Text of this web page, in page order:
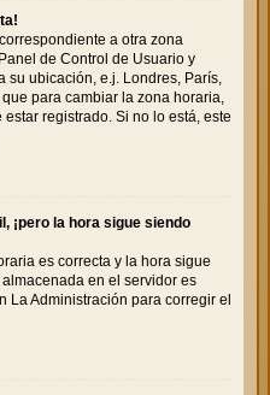
a otra zona
de Control de Usuario y
ubicación, e.j. Londres, París,
para cambiar la zona horaria,
registrado. Si no lo está, este
¡pero la hora sigue siendo
es correcta y la hora sigue
en el servidor es
La Administración para corregir el